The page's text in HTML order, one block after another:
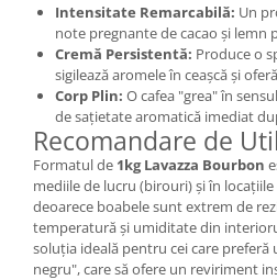
Intensitate Remarcabilă: Un
note pregnante de cacao și lemn
Cremă Persistentă: Produce o
sigilează aromele în ceașcă și
Corp Plin: O cafea "grea" în
de sațietate aromatică imediat
Recomandare de
Formatul de 1kg Lavazza Bourbon
mediile de lucru (birouri) și în
deoarece boabele sunt extrem de
temperatură și umiditate din
soluția ideală pentru cei care preferă
negru", care să ofere un reviriment